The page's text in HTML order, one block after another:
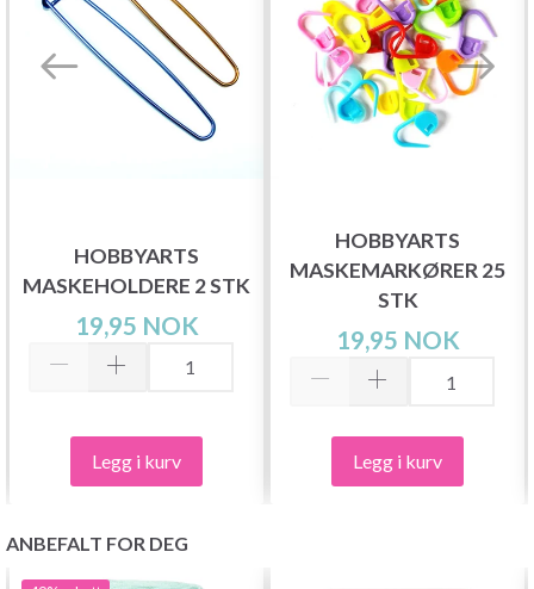
HOBBYARTS
MASKEHOLDERE 2 STK
19,95 NOK
Legg i kurv
HOBBYARTS
MASKEMARKØRER 25
STK
19,95 NOK
Legg i kurv
ANBEFALT FOR DEG